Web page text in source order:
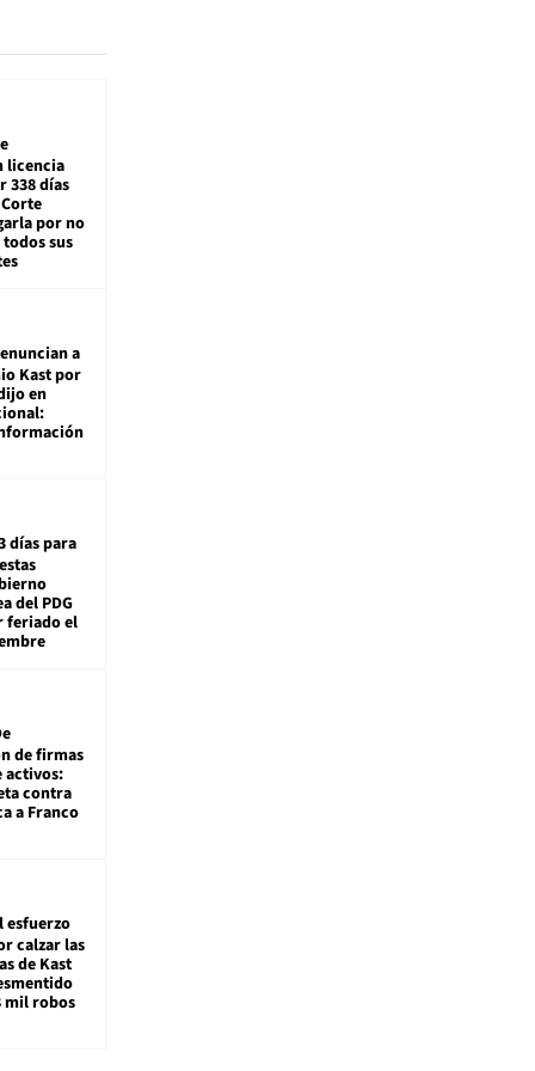
licencia
338 días
por no
sus
a
Kast por
en
días para
del PDG
feriado el
de firmas
activos:
contra
a Franco
esfuerzo
calzar las
de Kast
mil robos